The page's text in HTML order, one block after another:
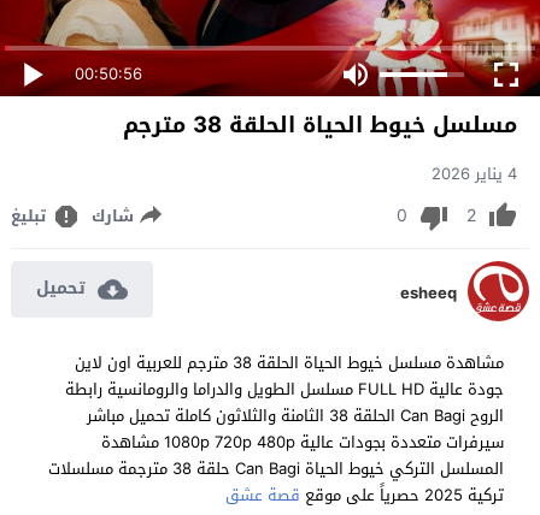
00:50:56
مسلسل خيوط الحياة الحلقة 38 مترجم
4 يناير 2026
2
0 شارك تبليغ
esheeq تحميل
مشاهدة مسلسل خيوط الحياة الحلقة 38 مترجم للعربية اون لاين
جودة عالية FULL HD مسلسل الطويل والدراما والرومانسية رابطة
الروح Can Bagi الحلقة 38 الثامنة والثلاثون كاملة تحميل مباشر
سيرفرات متعددة بجودات عالية 1080p 720p 480p مشاهدة
المسلسل التركي خيوط الحياة Can Bagi حلقة 38 مترجمة مسلسلات
تركية 2025 حصرياً على موقع
قصة عشق